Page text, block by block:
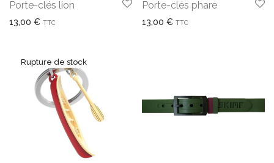
Porte-clés lion
13,00 € TTC
Porte-clés phare
13,00 € TTC